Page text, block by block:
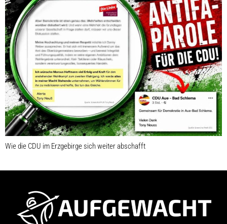
Wie die CDU im Erzgebirge sich weiter abschafft